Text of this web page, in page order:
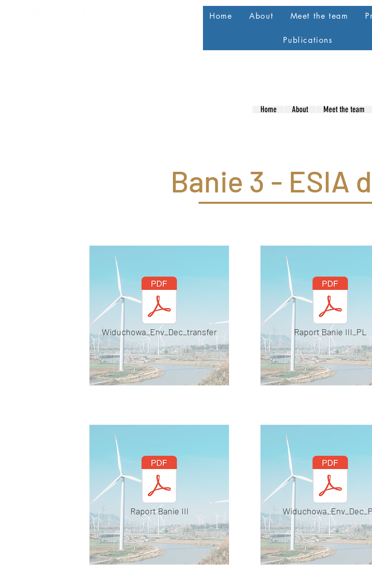
Home About Meet the team
Publications
Banie 3 - ESIA
Widuchowa_Env_Dec_transfer Raport Banie III_PL
Raport Banie III
Home About Meet the team